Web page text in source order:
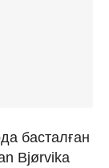
басталған
Bjørvika